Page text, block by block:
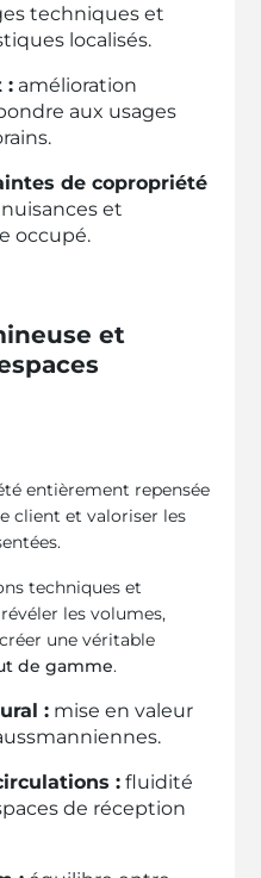
techniques et
localisés.
: amélioration
aux usages
de copropriété
et
occupé.
et
entièrement repensée
client et valoriser les
techniques et
les volumes,
une véritable
de gamme.
: mise en valeur
: fluidité
de réception